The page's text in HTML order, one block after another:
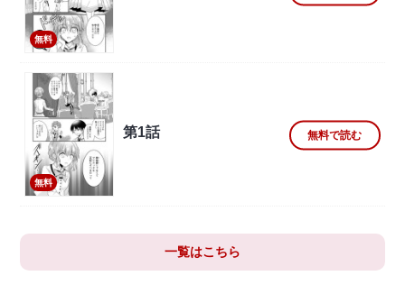
無料
無料
第1話 無料で読む
一覧はこちら